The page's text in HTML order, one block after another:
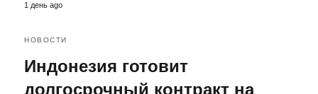
1 день ago
НОВОСТИ
Индонезия готовит
долгосрочный контракт на